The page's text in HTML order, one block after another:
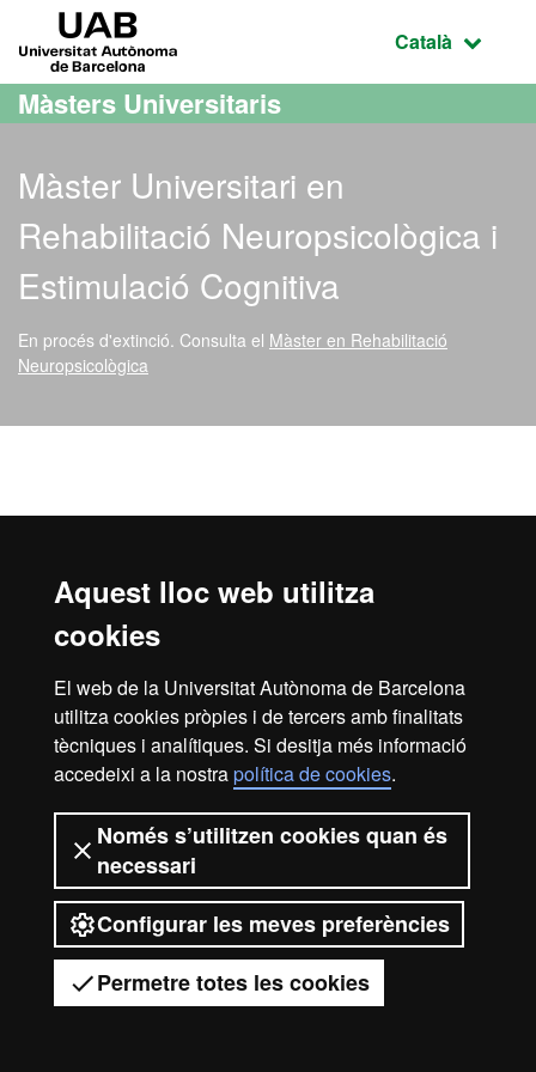
Aquest lloc web utilitza
cookies
El web de la Universitat Autònoma de Barcelona
utilitza cookies pròpies i de tercers amb finalitats
tècniques i analítiques. Si desitja més informació
accedeixi a la nostrapolítica de cookies.
Només s’utilitzen cookies quan és
necessari
Configurar les meves preferències
Permetre totes les cookies
Ves al contingut principal
Ves a la navegació de la pàgina
Idioma
Català
Màsters Universitaris
Màster Universitari en
Rehabilitació Neuropsicològica i
Estimulació Cognitiva
En procés d'extinció. Consulta el Màster en Rehabilitació
Neuropsicològica
Tens dubtes?
Barcelona